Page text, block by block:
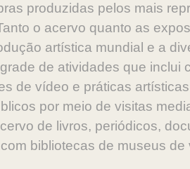
produzidas pelos mais
o acervo quanto as
artística mundial e a
de atividades que inclui
de vídeo e práticas
por meio de visitas
de livros, periódicos,
bibliotecas de museus